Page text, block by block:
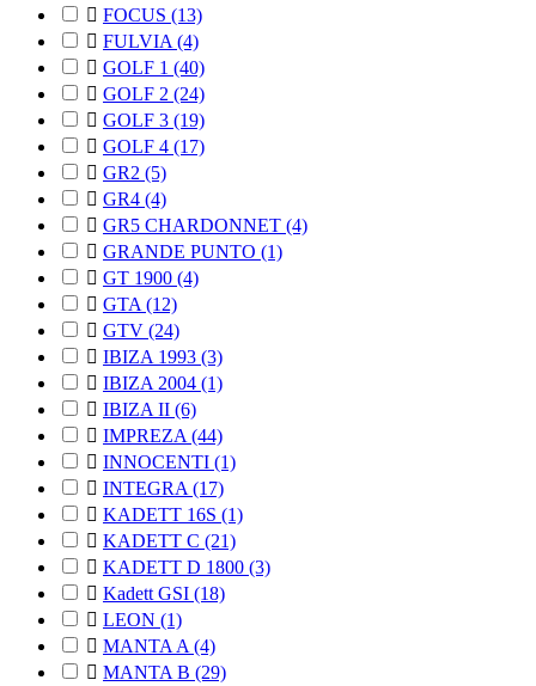
 FOCUS (13)
 FULVIA (4)
 GOLF 1 (40)
 GOLF 2 (24)
 GOLF 3 (19)
 GOLF 4 (17)
 GR2 (5)
 GR4 (4)
 GR5 CHARDONNET (4)
 GRANDE PUNTO (1)
 GT 1900 (4)
 GTA (12)
 GTV (24)
 IBIZA 1993 (3)
 IBIZA 2004 (1)
 IBIZA II (6)
 IMPREZA (44)
 INNOCENTI (1)
 INTEGRA (17)
 KADETT 16S (1)
 KADETT C (21)
 KADETT D 1800 (3)
 Kadett GSI (18)
 LEON (1)
 MANTA A (4)
 MANTA B (29)